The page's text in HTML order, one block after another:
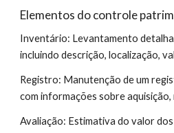
Elementos do controle
Inventário: Levantamento
incluindo descrição, localização,
Registro: Manutenção de um
com informações sobre
Avaliação: Estimativa do valor